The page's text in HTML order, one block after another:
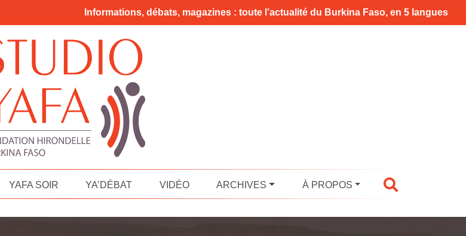
Informations, débats, magazines : toute l’actualité du Burkina Faso, en 5 langues
YAFA SOIR YA’DÉBAT VIDÉO ARCHIVES À PROPOS